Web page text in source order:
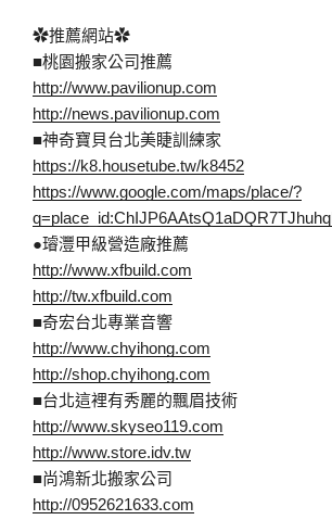
✿推薦網站✿
■桃園搬家公司推薦
http://www.pavilionup.com
http://news.pavilionup.com
■神奇寶貝台北美睫訓練家
https://k8.housetube.tw/k8452
https://www.google.com/maps/place/?
●璿灃甲級營造廠推薦
http://www.xfbuild.com
http://tw.xfbuild.com
■奇宏台北專業音響
http://www.chyihong.com
http://shop.chyihong.com
■台北這裡有秀麗的飄眉技術
http://www.skyseo119.com
http://www.store.idv.tw
■尚鴻新北搬家公司
http://0952621633.com